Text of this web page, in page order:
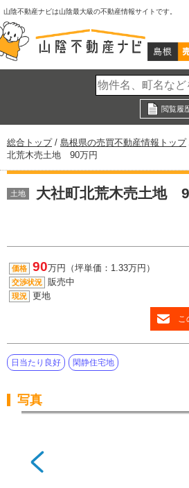
このページの本文へ
山陰不動産ナビは山陰最大級の不動産情報サイトです。
閲覧履
現
在
の
置：
総合トップ/ 島根県の売買不動産情報トップ
北荒木売土地 90万円
土地 大社町北荒木売土地
価格 90万円（坪単価：1.33万円）
交渉状況 販売中
現況 更地
日当たり良好 閑静住宅地
写真